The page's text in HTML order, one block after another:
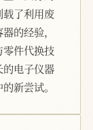
了利用废
的经验，
零件代换技
电子仪器
新尝试。